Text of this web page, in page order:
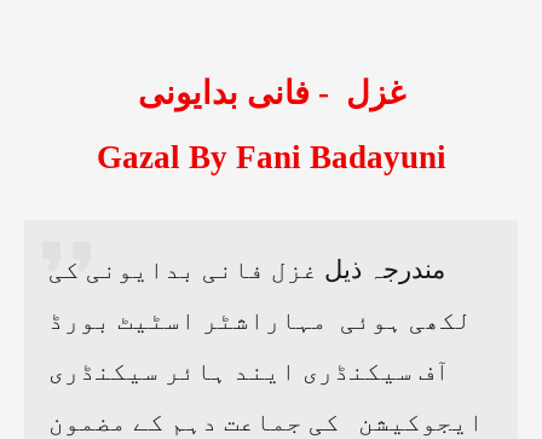
غزل - فانی بدایونی
Gazal By Fani Badayuni
مندرجہ ذیل غزل فانی بدایونی کی
لکھی ہوئی
مہاراشٹر اسٹیٹ بورڈ
آف سیکنڈری ایند ہائر سیکنڈری
ایجوکیشن
کی جماعت دہم کے مضمون